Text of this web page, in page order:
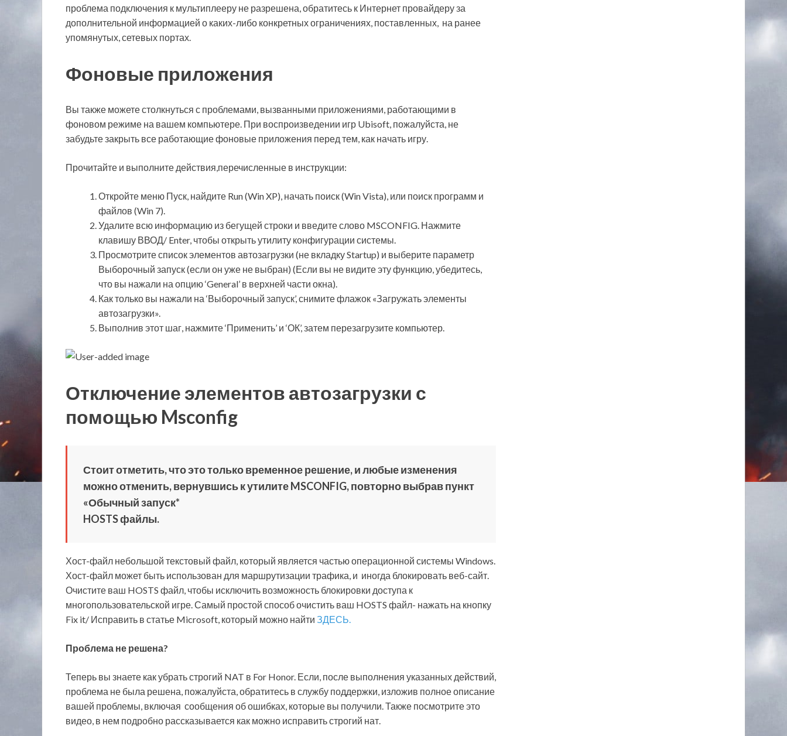
проблема подключения к мультиплееру не разрешена, обратитесь к Интернет провайдеру за
дополнительной информацией о каких-либо конкретных ограничениях, поставленных, на ранее
упомянутых, сетевых портах.
Фоновые приложения
Вы также можете столкнуться с проблемами, вызванными приложениями, работающими в
фоновом режиме на вашем компьютере. При воспроизведении игр Ubisoft, пожалуйста, не
забудьте закрыть все работающие фоновые приложения перед тем, как начать игру.
Прочитайте и выполните действия,перечисленные в инструкции:
Откройте меню Пуск, найдите Run (Win XP), начать поиск (Win Vista), или поиск программ и
файлов (Win 7).
Удалите всю информацию из бегущей строки и введите слово MSCONFIG. Нажмите
клавишу ВВОД/ Enter, чтобы открыть утилиту конфигурации системы.
Просмотрите список элементов автозагрузки (не вкладку Startup) и выберите параметр
Выборочный запуск (если он уже не выбран) (Если вы не видите эту функцию, убедитесь,
что вы нажали на опцию ‘General’ в верхней части окна).
Как только вы нажали на ‘Выборочный запуск’, снимите флажок «Загружать элементы
автозагрузки».
Выполнив этот шаг, нажмите ‘Применить’ и ‘ОК’, затем перезагрузите компьютер.
Отключение элементов автозагрузки с
помощью Msconfig
Стоит отметить, что это только временное решение, и любые изменения
можно отменить, вернувшись к утилите MSCONFIG, повторно выбрав пункт
«Обычный запуск*
HOSTS файлы.
Хост-файл небольшой текстовый файл, который является частью операционной системы Windows.
Хост-файл может быть использован для маршрутизации трафика, и иногда блокировать веб-сайт.
Очистите ваш HOSTS файл, чтобы исключить возможность блокировки доступа к
многопользовательской игре. Самый простой способ очистить ваш HOSTS файл- нажать на кнопку
Fix it/ Исправить в статье Microsoft, который можно найти ЗДЕСЬ.
Проблема не решена?
Теперь вы знаете как убрать строгий NAT в For Honor. Если, после выполнения указанных действий,
проблема не была решена, пожалуйста, обратитесь в службу поддержки, изложив полное описание
вашей проблемы, включая сообщения об ошибках, которые вы получили. Также посмотрите это
видео, в нем подробно рассказывается как можно исправить строгий нат.